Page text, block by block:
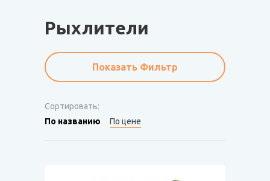
Рыхлители
Показать Фильтр
Сортировать:
По названию
По цене